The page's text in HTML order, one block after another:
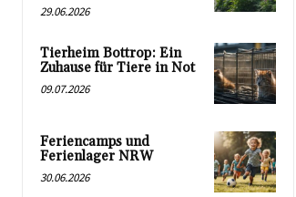
29.06.2026
Tierheim Bottrop: Ein
Zuhause für Tiere in Not
09.07.2026
Feriencamps und
Ferienlager NRW
30.06.2026